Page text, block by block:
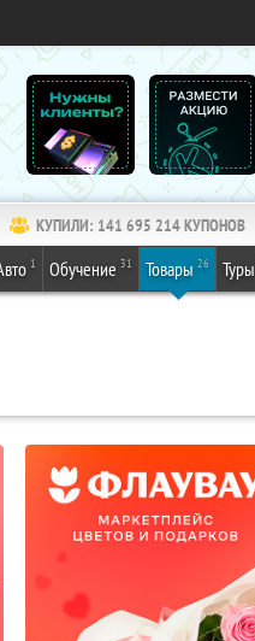
КУПИЛИ: 141 695 214КУПОНОВ
1 Обучение 31 Товары 26 Туры